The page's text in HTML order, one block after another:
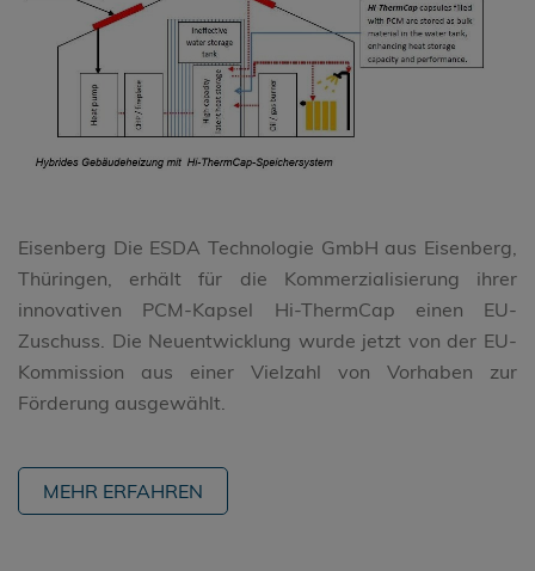
Eisenberg Die ESDA Technologie GmbH aus Eisenberg,
Thüringen, erhält für die Kommerzialisierung ihrer
innovativen PCM-Kapsel Hi-ThermCap einen EU-
Zuschuss. Die Neuentwicklung wurde jetzt von der EU-
Kommission aus einer Vielzahl von Vorhaben zur
Förderung ausgewählt.
MEHR ERFAHREN